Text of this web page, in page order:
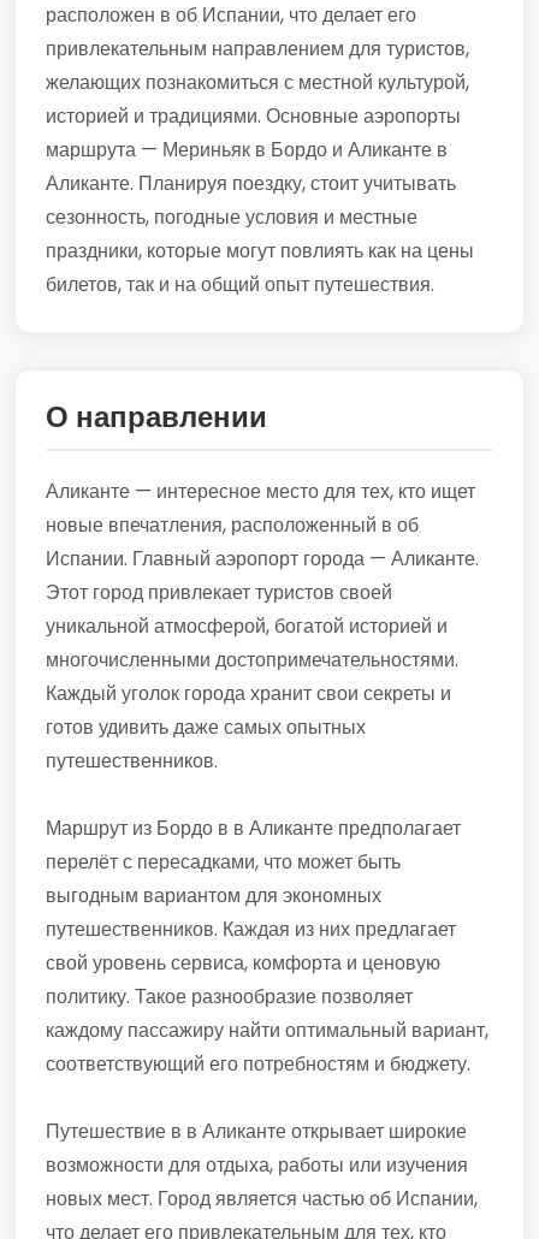
расположен в об Испании, что делает его
привлекательным направлением для туристов,
желающих познакомиться с местной культурой,
историей и традициями. Основные аэропорты
маршрута — Мериньяк в Бордо и Аликанте в
Аликанте. Планируя поездку, стоит учитывать
сезонность, погодные условия и местные
праздники, которые могут повлиять как на цены
билетов, так и на общий опыт путешествия.
О направлении
Аликанте — интересное место для тех, кто ищет
новые впечатления, расположенный в об
Испании. Главный аэропорт города — Аликанте.
Этот город привлекает туристов своей
уникальной атмосферой, богатой историей и
многочисленными достопримечательностями.
Каждый уголок города хранит свои секреты и
готов удивить даже самых опытных
путешественников.
Маршрут из Бордо в в Аликанте предполагает
перелёт с пересадками, что может быть
выгодным вариантом для экономных
путешественников. Каждая из них предлагает
свой уровень сервиса, комфорта и ценовую
политику. Такое разнообразие позволяет
каждому пассажиру найти оптимальный вариант,
соответствующий его потребностям и бюджету.
Путешествие в в Аликанте открывает широкие
возможности для отдыха, работы или изучения
новых мест. Город является частью об Испании,
что делает его привлекательным для тех, кто